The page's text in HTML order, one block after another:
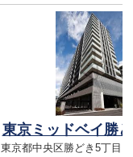
東京ミッドベイ勝
東京都中央区勝どき5丁目